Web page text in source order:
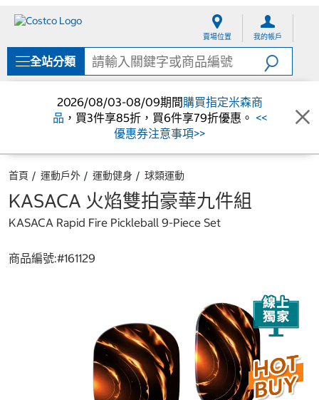
單
賣場位置 我的帳戶
全站分類
2026/08/03-08/09期間購買指定米森商
品 ，買3件享85折，買6件享79折優惠。 <<
優惠券注意事項>>
首頁 運動戶外 運動健身 球類運動
KASACA 火焰雙拍豪華九件組
KASACA Rapid Fire Pickleball 9-Piece Set
商品編號:#161129